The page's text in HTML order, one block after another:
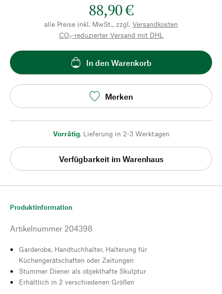
88,90 €
alle Preise inkl. MwSt., zzgl. Versandkosten
CO₂-reduzierter Versand mit DHL
In den Warenkorb
Merken
Vorrätig, Lieferung in 2-3 Werktagen
Verfügbarkeit im Warenhaus
Produktinformation
Artikelnummer 204398
Garderobe, Handtuchhalter, Halterung für
Küchengerätschaften oder Zeitungen
Stummer Diener als objekthafte Skulptur
Erhältlich in 2 verschiedenen Größen